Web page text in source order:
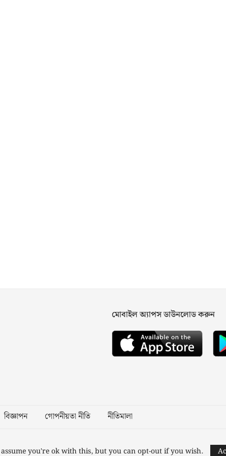
মোবাইল অ্যাপস ডাউনলোড করুন
বিজ্ঞাপন গোপনীয়তা নীতি নীতিমালা
Designed and
you're ok with this, but you can opt-out if you wish.